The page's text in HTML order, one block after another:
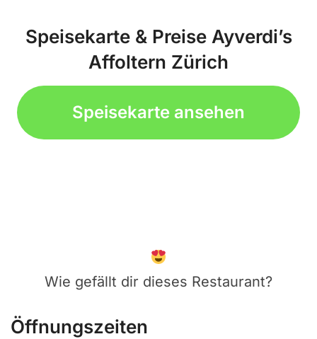
Speisekarte & Preise Ayverdi’s
Affoltern Zürich
Speisekarte ansehen
Wie gefällt dir dieses Restaurant?
Öffnungszeiten